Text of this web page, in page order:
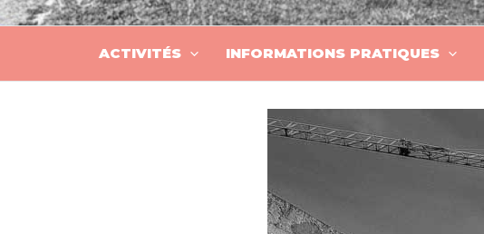
ACTIVITÉS INFORMATIONS PRATIQUES